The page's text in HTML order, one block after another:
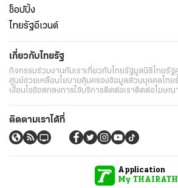
ช็อปปิ้ง
ไทยรัฐอีเวนต์
เกี่ยวกับไทยรัฐ
กิจกรรมร่วมงานกับเราเกี่ยวกับไทยรัฐมูลนิธิไทยรัฐ
ศูนย์ช่วยเหลือนโยบายคุ้มครองข้อมูลส่วนบุคคลไทย
เงื่อนไขข้อตกลงการใช้บริการติดต่อเราติดต่อโฆษณ
ติดตามเราได้ที่
Application
My THAIRATH